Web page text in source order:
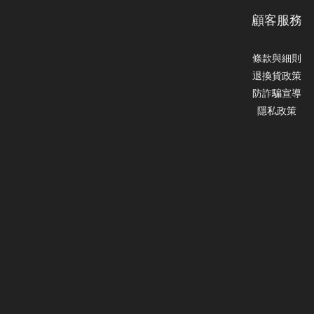
顧客服務
條款與細則
退換貨政策
防詐騙宣導
隱私政策